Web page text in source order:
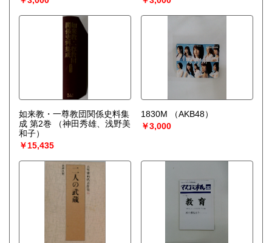
如来教・一尊教団関係史料集
成 第2巻
（神田秀雄、浅野美
和子）
￥15,435
1830M
（AKB48）
￥3,000